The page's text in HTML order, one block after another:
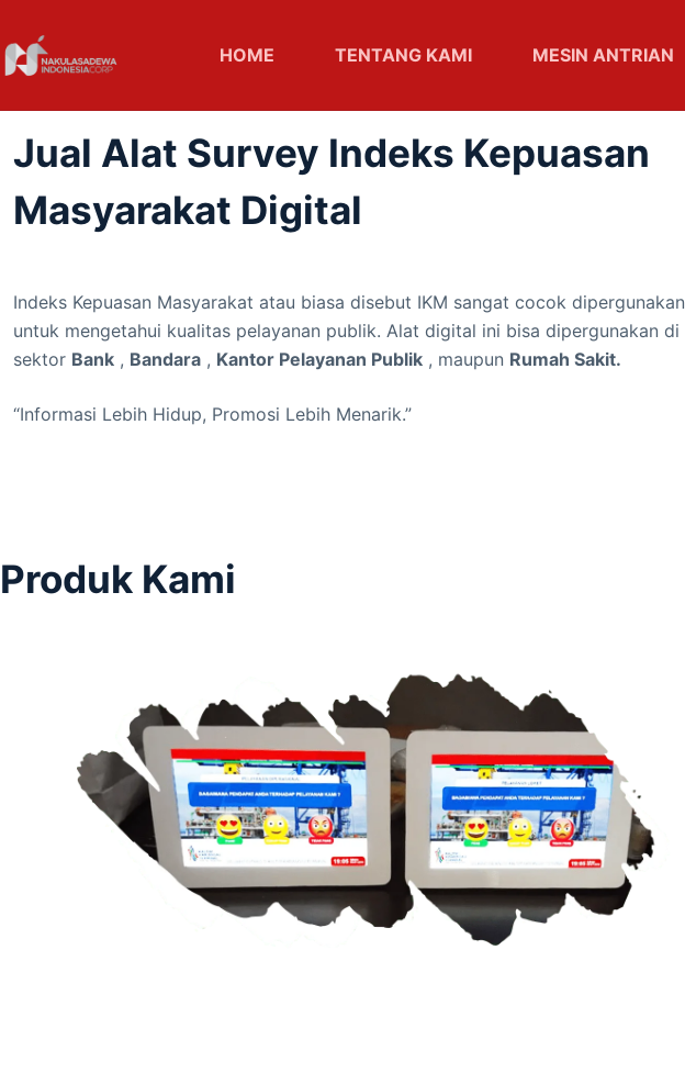
HOME TENTANG KAMI MESIN ANTRIAN
Jual Alat Survey Indeks Kepuasan
Masyarakat Digital
Indeks Kepuasan Masyarakat atau biasa disebut IKM sangat cocok dipergunakan
untuk mengetahui kualitas pelayanan publik. Alat digital ini bisa dipergunakan di
sektor Bank , Bandara , Kantor Pelayanan Publik , maupun Rumah Sakit.
“Informasi Lebih Hidup, Promosi Lebih Menarik.”
Produk Kami